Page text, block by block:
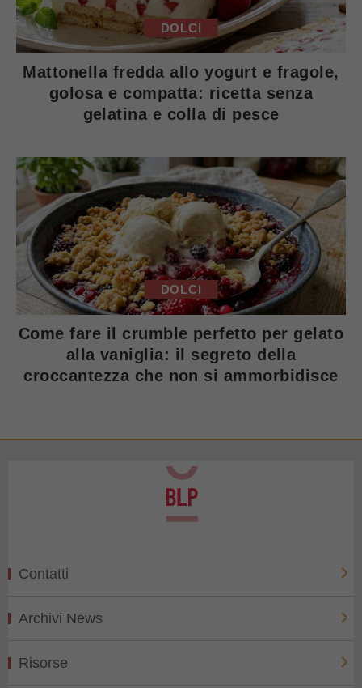
DOLCI
Mattonella fredda allo yogurt e fragole,
golosa e compatta: ricetta senza
gelatina e colla di pesce
DOLCI
Come fare il crumble perfetto per gelato
alla vaniglia: il segreto della
croccantezza che non si ammorbidisce
Contatti
Archivi News
Risorse